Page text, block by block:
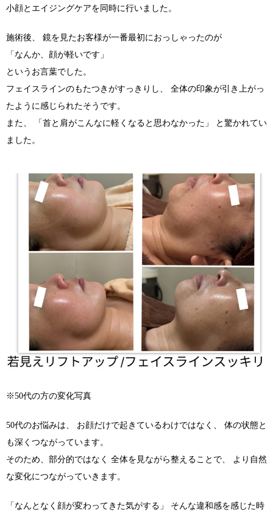
小顔とエイジングケアを同時に行いました。
施術後、 鏡を見たお客様が一番最初におっしゃったのが
「なんか、顔が軽いです」
というお言葉でした。
フェイスラインのもたつきがすっきりし、 全体の印象が引き上がっ
たように感じられたそうです。
また、 「首と肩がこんなに軽くなると思わなかった」 と驚かれてい
ました。
※50代の方の変化写真
50代のお悩みは、 お顔だけで起きているわけではなく、 体の状態と
も深くつながっています。
そのため、部分的ではなく 全体を見ながら整えることで、 より自然
な変化につながっていきます。
「なんとなく顔が変わってきた気がする」 そんな違和感を感じた時